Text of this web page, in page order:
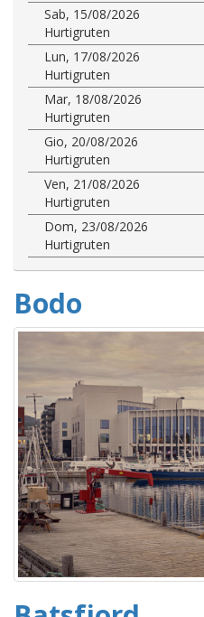
Sab, 15/08/2026
Hurtigruten
Lun, 17/08/2026
Hurtigruten
Mar, 18/08/2026
Hurtigruten
Gio, 20/08/2026
Hurtigruten
Ven, 21/08/2026
Hurtigruten
Dom, 23/08/2026
Hurtigruten
Bodo